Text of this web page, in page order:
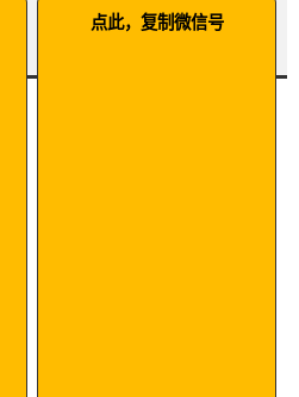
点此，复制微信号